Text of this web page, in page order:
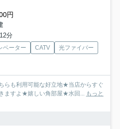
円
分
ベーター CATV
光ファイバー
らも利用可能な好立地★当店からすぐ
ますよ★嬉しい角部屋★水回... もっと